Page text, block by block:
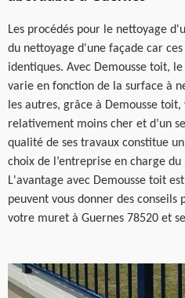
Les procédés pour le nettoyage
du nettoyage d'une façade car
identiques. Avec Demousse toit,
varie en fonction de la surface à
les autres, grâce à Demousse
relativement moins cher et d’un
qualité de ses travaux constitue
choix de l’entreprise en charge
L'avantage avec Demousse toit
peuvent vous donner des
votre muret à Guernes 78520 et